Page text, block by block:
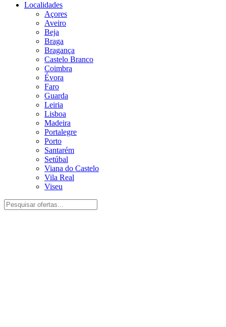
Localidades
Açores
Aveiro
Beja
Braga
Bragança
Castelo Branco
Coimbra
Évora
Faro
Guarda
Leiria
Lisboa
Madeira
Portalegre
Porto
Santarém
Setúbal
Viana do Castelo
Vila Real
Viseu